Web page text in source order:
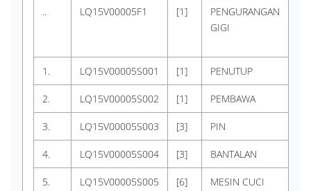
.. LQ15V00005F1 [1]
PENGURANGAN
GIGI
1. LQ15V00005S001 [1] PENUTUP
2. LQ15V00005S002 [1] PEMBAWA
3. LQ15V00005S003 [3] PIN
4. LQ15V00005S004 [3] BANTALAN
5. LQ15V00005S005 [6] MESIN CUCI